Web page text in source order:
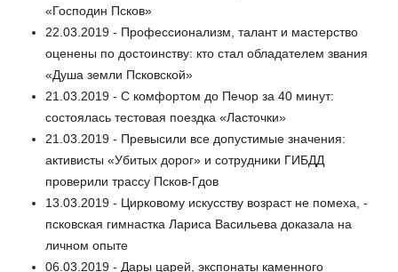
«Господин Псков»
22.03.2019 - Профессионализм, талант и мастерство
оценены по достоинству: кто стал обладателем звания
«Душа земли Псковской»
21.03.2019 - С комфортом до Печор за 40 минут:
состоялась тестовая поездка «Ласточки»
21.03.2019 - Превысили все допустимые значения:
активисты «Убитых дорог» и сотрудники ГИБДД
проверили трассу Псков-Гдов
13.03.2019 - Цирковому искусству возраст не помеха, -
псковская гимнастка Лариса Васильева доказала на
личном опыте
06.03.2019 - Дары царей, экспонаты каменного